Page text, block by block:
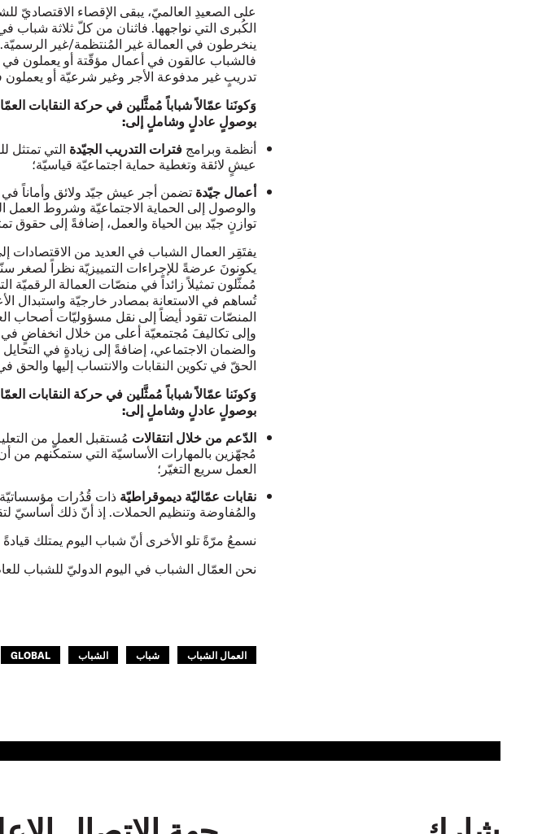
على الصعيدِ العالميّ، يبقى الإقصاء الاقتصاديّ
الكُبرى التي نواجهها. فاثنان من كلّ ثلاثة شباب
ينخرطون في العمالة غير المُنتظمة/غير الرسميّة.
فالشباب عالقون في أعمال مؤقّتة أو يعملون
تدريبٍ غير مدفوعة الأجر وغير شرعيّة أو
وَكونَنا عمّالاً شباباً مُمثَّلين في حركة النقابات
بوصولٍ عادلٍ وشاملٍ إلى:
أنظمة وبرامج فترات التدريب الجيّدة التي تمتثل
عيشٍ لائقة وتغطية حماية اجتماعيّة قياسيّة؛
أعمال جيّدة تضمن أجر عيش جيّد ولائق وأماناً
والوصول إلى الحماية الاجتماعيّة وشروط
توازنٍ جيّد بين الحياة والعمل، إضافةً إلى حقوق
يفتَقِر العمال الشباب في العديد من الاقتصادات
يكونونَ عرضةً للإجراءات التمييزيّة نظراً لصغر
مُمثّلون تمثيلاً زائداً في منصّات العمالة
تُساهم في الاستعانة بمصادر خارجيّة واستبدال
المنصّات تقود أيضاً إلى نقل مسؤوليّات أصحاب
وإلى تكاليفَ مُجتمعيّة أعلى من خلال انخفاضٍ
والضمان الاجتماعي، إضافةً إلى زيادةٍ في
الحقّ في تكوين النقابات والانتساب إليها والحق
وَكونَنا عمّالاً شباباً مُمثَّلين في حركة النقابات
بوصولٍ عادلٍ وشاملٍ إلى:
الدّعم من خلال انتقالات مُستقبل العمل من
مُجهّزين بالمهارات الأساسيّة التي ستمكّنهم
العمل سريع التغيّر؛
نقابات عمّاليّة ديموقراطيّة ذات قُدُرات
والمُفاوضة وتنظيم الحملات. إذ أنّ ذلك أساسيّ
نسمعُ مرّةً تلو الأخرى أنّ شباب اليوم يمتلك
نحن العمّال الشباب في اليوم الدوليّ للشباب للعام
العمال الشباب شباب الشباب GLOBAL